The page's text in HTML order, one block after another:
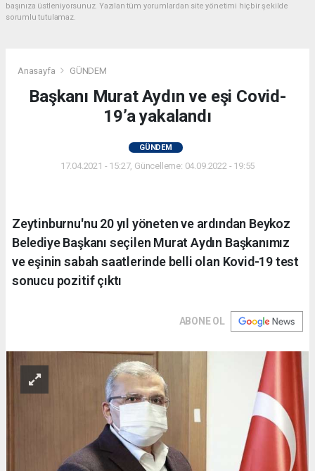
başınıza üstleniyorsunuz. Yazılan tüm yorumlardan site yönetimi hiçbir şekilde
sorumlu tutulamaz.
Anasayfa GÜNDEM
Başkanı Murat Aydın ve eşi Covid-
19’a yakalandı
GÜNDEM
17.04.2021 - 15:27, Güncelleme: 04.09.2022 - 19:55
Zeytinburnu'nu 20 yıl yöneten ve ardından Beykoz
Belediye Başkanı seçilen Murat Aydın Başkanımız
ve eşinin sabah saatlerinde belli olan Kovid-19 test
sonucu pozitif çıktı
ABONE OL